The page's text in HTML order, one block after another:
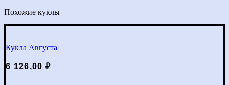
Похожие куклы
Кукла Августа
6 126,00 ₽